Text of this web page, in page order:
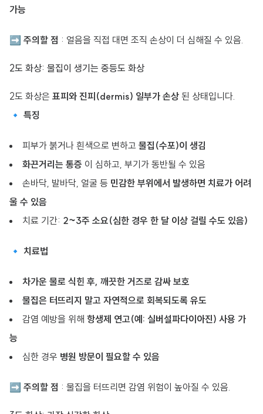
가능
➡ 주의할 점 : 얼음을 직접 대면 조직 손상이 더 심해질 수 있음.
2도 화상: 물집이 생기는 중등도 화상
2도 화상은 표피와 진피(dermis) 일부가 손상 된 상태입니다.
🔹 특징
피부가 붉거나 흰색으로 변하고 물집(수포)이 생김
화끈거리는 통증 이 심하고, 부기가 동반될 수 있음
손바닥, 발바닥, 얼굴 등 민감한 부위에서 발생하면 치료가 어려
울 수 있음
치료 기간: 2~3주 소요(심한 경우 한 달 이상 걸릴 수도 있음)
🔹 치료법
차가운 물로 식힌 후, 깨끗한 거즈로 감싸 보호
물집은 터뜨리지 말고 자연적으로 회복되도록 유도
감염 예방을 위해 항생제 연고(예: 실버설파다이아진) 사용 가
능
심한 경우 병원 방문이 필요할 수 있음
➡ 주의할 점 : 물집을 터뜨리면 감염 위험이 높아질 수 있음.